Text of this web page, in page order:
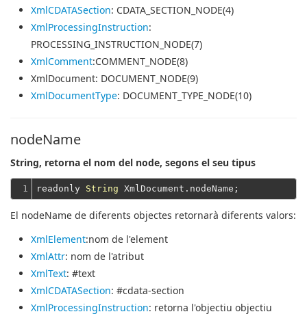
XmlCDATASection: CDATA_SECTION_NODE(4)
XmlProcessingInstruction:
PROCESSING_INSTRUCTION_NODE(7)
XmlComment:COMMENT_NODE(8)
XmlDocument: DOCUMENT_NODE(9)
XmlDocumentType: DOCUMENT_TYPE_NODE(10)
nodeName
String, retorna el nom del node, segons el seu tipus
1 readonly String
El nodeName de diferents objectes retornarà diferents valors:
XmlElement:nom de l'element
XmlAttr: nom de l'atribut
XmlText: #text
XmlCDATASection: #cdata-section
XmlProcessingInstruction: retorna l'objectiu objectiu